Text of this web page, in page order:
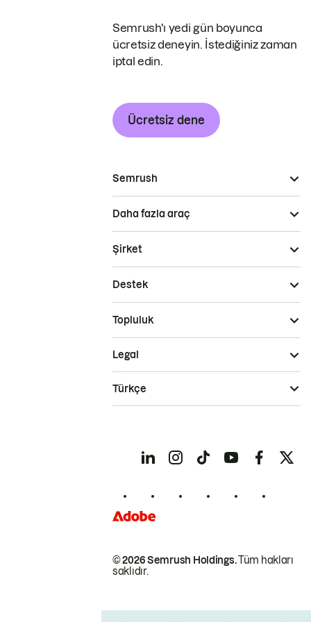
Semrush'ı yedi gün boyunca
ücretsiz deneyin. İstediğiniz zaman
iptal edin.
Ücretsiz dene
Semrush
Daha fazla araç
Şirket
Destek
Topluluk
© 2026 Semrush Holdings.Tüm hakları
saklıdır.
Legal
Türkçe